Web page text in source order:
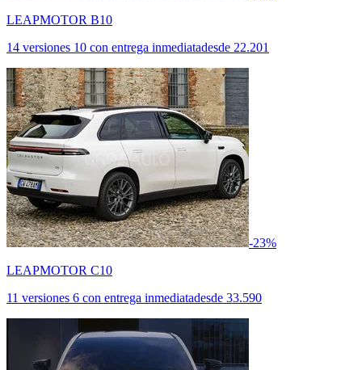
LEAPMOTOR B10
14 versiones 10 con entrega inmediatadesde 22.201
-23%
LEAPMOTOR C10
11 versiones 6 con entrega inmediatadesde 33.590